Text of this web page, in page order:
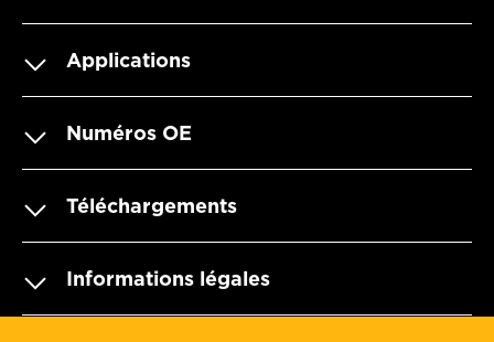
Applications
Numéros OE
Téléchargements
Informations légales